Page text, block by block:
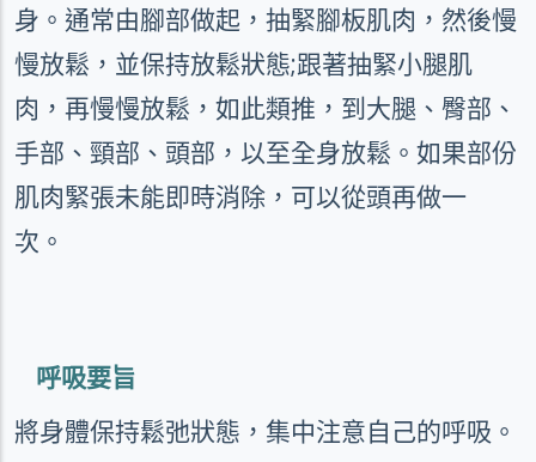
身。通常由腳部做起，抽緊腳板肌肉，然後慢
慢放鬆，並保持放鬆狀態;跟著抽緊小腿肌
肉，再慢慢放鬆，如此類推，到大腿、臀部、
手部、頸部、頭部，以至全身放鬆。如果部份
肌肉緊張未能即時消除，可以從頭再做一
次。
呼吸要旨
將身體保持鬆弛狀態，集中注意自己的呼吸。